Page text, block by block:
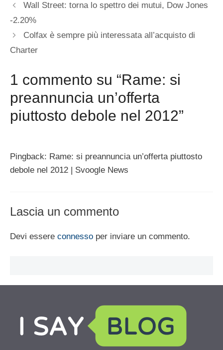
Wall Street: torna lo spettro dei mutui, Dow Jones
-2.20%
Colfax è sempre più interessata all’acquisto di
Charter
1 commento su “Rame: si
preannuncia un’offerta
piuttosto debole nel 2012”
Pingback: Rame: si preannuncia un’offerta piuttosto
debole nel 2012 | Svoogle News
Lascia un commento
Devi essere connesso per inviare un commento.